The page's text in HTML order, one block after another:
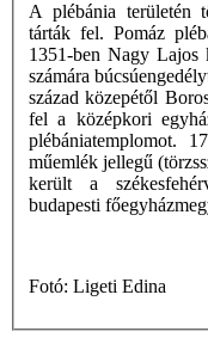
A plébánia területén
tárták fel. Pomáz
1351-ben Nagy
számára
század közepétől
fel a középkori
plébániatemplomot.
műemlék jellegű
került a
budapesti
Fotó: Ligeti Edina